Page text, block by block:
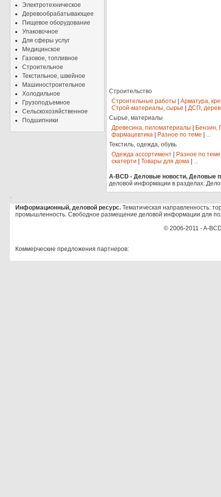
Электротехническое
Деревообрабатывающее
Пищевое оборудование
Упаковочное
Для сферы услуг
Медицинское
Газовое, топливное
Строительное
Текстильное, швейное
Машиностроительное
Холодильное
Грузоподъемное
Сельскохозяйственное
Подшипники
Строительство
Строительные работы
Арматура,
Строй-материалы, сырье
ДСП,
Сырье, материалы
Древесина, пиломатериалы
Бензин,
фармацевтика
Разное по теме
...
Текстиль, одежда, обувь
Одежда ассортимент
Разное по теме
скатерти
Товары для дома ...
A-BCD - Деловые новости, Деловые
деловой информации в разделах:
.
Информационный, деловой ресурс. Тематическая направленность:
промышленность. Свободное размещение деловой информации для
© 2006-2011 - A-
Коммерческие предложения партнеров: